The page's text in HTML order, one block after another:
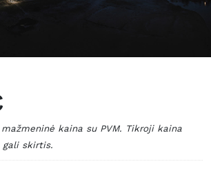
kaina su PVM. Tikroji kaina
gali skirtis.